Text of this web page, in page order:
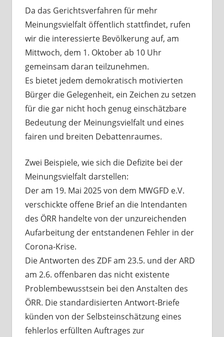
Da das Gerichtsverfahren für mehr
Meinungsvielfalt öffentlich stattfindet, rufen
wir die interessierte Bevölkerung auf, am
Mittwoch, dem 1. Oktober ab 10 Uhr
gemeinsam daran teilzunehmen.
Es bietet jedem demokratisch motivierten
Bürger die Gelegenheit, ein Zeichen zu setzen
für die gar nicht hoch genug einschätzbare
Bedeutung der Meinungsvielfalt und eines
fairen und breiten Debattenraumes.
Zwei Beispiele, wie sich die Defizite bei der
Meinungsvielfalt darstellen:
Der am 19. Mai 2025 von dem MWGFD e.V.
verschickte offene Brief an die Intendanten
des ÖRR handelte von der unzureichenden
Aufarbeitung der entstandenen Fehler in der
Corona-Krise.
Die Antworten des ZDF am 23.5. und der ARD
am 2.6. offenbaren das nicht existente
Problembewusstsein bei den Anstalten des
ÖRR. Die standardisierten Antwort-Briefe
künden von der Selbsteinschätzung eines
fehlerlos erfüllten Auftrages zur